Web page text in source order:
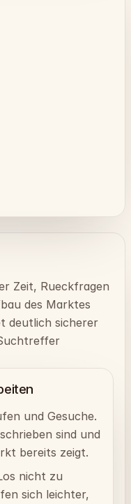
Zeit, Rueckfragen
des Marktes
deutlich sicherer
und Gesuche.
sind und
bereits zeigt.
nicht zu
sich leichter,